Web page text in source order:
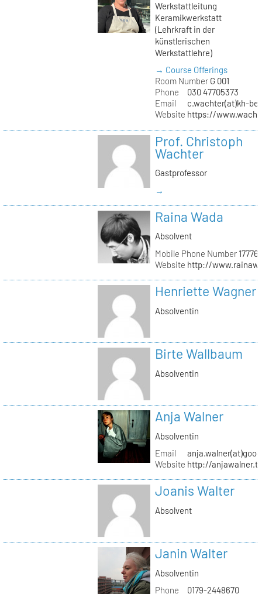
Werkstattleitung
Keramikwerkstatt
(Lehrkraft in der
künstlerischen
Werkstattlehre)
→ Course Offerings
Room NumberG 001
Phone
030 47705373
Email
c.wachter(at)kh-
Website https://
Prof. Christoph
Wachter
Gastprofessor
→
Raina Wada
Absolvent
Mobile Phone Number
Website http://
Henriette Wagner
Absolventin
Birte Wallbaum
Absolventin
Anja Walner
Absolventin
Email
Website http://
Joanis Walter
Absolvent
Janin Walter
Absolventin
Phone
0179-2448670